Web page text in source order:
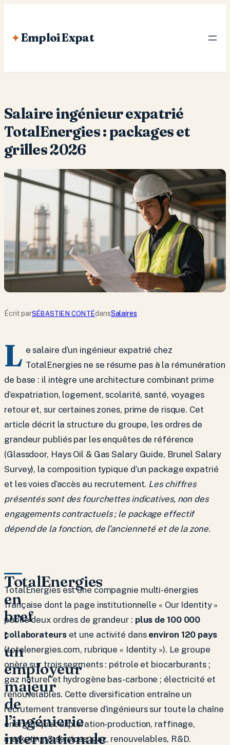
contenuEmploi Expat
Salaire ingénieur expatrié
TotalEnergies : packages et
grilles 2026
Écrit parSÉBASTIEN CONTÉdansSalaires
L e salaire d’un ingénieur expatrié chez
TotalEnergies ne se résume pas à la rémunération
de base : il intègre une architecture combinant prime
d’expatriation, logement, scolarité, santé, voyages
retour et, sur certaines zones, prime de risque. Cet
article décrit la structure du groupe, les ordres de
grandeur publiés par les enquêtes de référence
(Glassdoor, Hays Oil & Gas Salary Guide, Brunel Salary
Survey), la composition typique d’un package expatrié
et les voies d’accès au recrutement. Les chiffres
présentés sont des fourchettes indicatives, non des
engagements contractuels ; le package effectif
dépend de la fonction, de l’ancienneté et de la zone.
TotalEnergies
en
bref
:
un
employeur
majeur
de
l’ingénierie
internationale
TotalEnergies est une compagnie multi-énergies
française dont la page institutionnelle « Our Identity »
publie deux ordres de grandeur : plus de 100 000
collaborateurset une activité dans environ 120 pays
(totalenergies.com, rubrique « Identity »). Le groupe
opère sur trois segments : pétrole et biocarburants ;
gaz naturel et hydrogène bas-carbone ; électricité et
renouvelables. Cette diversification entraîne un
recrutement transverse d’ingénieurs sur toute la chaîne
énergétique : exploration-production, raffinage,
marketing & services, gaz, renouvelables, R&D.